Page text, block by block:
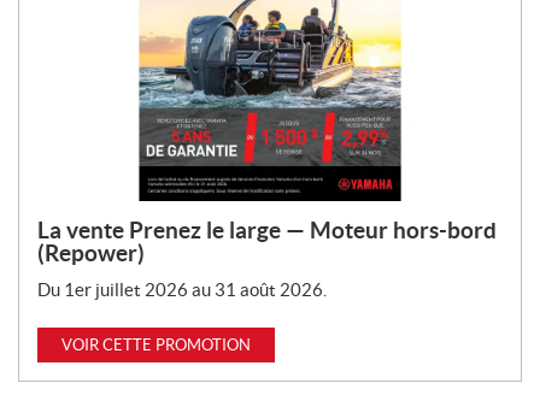
La vente Prenez le large — Moteur hors-bord
(Repower)
Du 1er juillet 2026 au 31 août 2026.
VOIR CETTE PROMOTION